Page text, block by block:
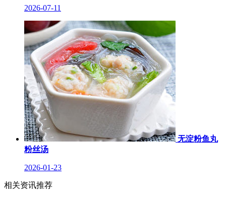
2026-07-11
无淀粉鱼丸
粉丝汤
2026-01-23
相关资讯推荐